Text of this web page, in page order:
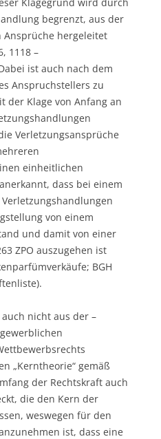
begrenzt, aus der
Ansprüche hergeleitet
1118 –
ist auch nach dem
Anspruchstellers zu
der Klage von Anfang an
Verletzungsansprüche
einheitlichen
dass bei einem
von einem
und damit von einer
ZPO auszugehen ist
BGH
nicht aus der –
„Kerntheorie“ gemäß
der Rechtskraft auch
die den Kern der
weswegen für den
ist, dass eine